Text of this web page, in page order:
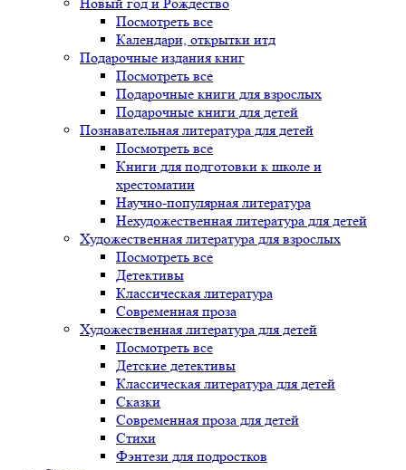
Посмотреть все
Календари, открытки итд
Подарочные издания книг
Посмотреть все
Подарочные книги для взрослых
Подарочные книги для детей
Познавательная литература для детей
Посмотреть все
Книги для подготовки к школе и
хрестоматии
Научно-популярная литература
Нехудожественная литература для детей
Художественная литература для взрослых
Посмотреть все
Детективы
Классическая литература
Современная проза
Художественная литература для детей
Посмотреть все
Детские детективы
Классическая литература для детей
Сказки
Современная проза для детей
Стихи
Фэнтези для подростков